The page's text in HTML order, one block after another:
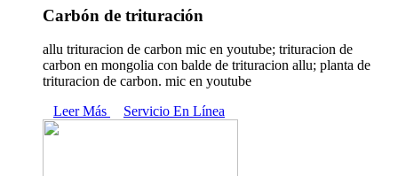
Carbón de trituración
allu trituracion de carbon mic en youtube; trituracion de
carbon en mongolia con balde de trituracion allu; planta de
trituracion de carbon. mic en youtube
Leer Más
Servicio En Línea